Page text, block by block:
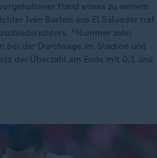
Hand etwas zu seinem
Iván Barton aus El Salvador traf
"Nummer zehn
bei der Durchsage im Stadion und
der Überzahl am Ende mit 0:1 und